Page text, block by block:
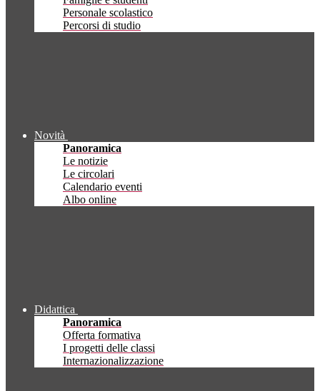
Personale scolastico
Percorsi di studio
Novità
Panoramica
Le notizie
Le circolari
Calendario eventi
Albo online
Didattica
Panoramica
Offerta formativa
I progetti delle classi
Internazionalizzazione